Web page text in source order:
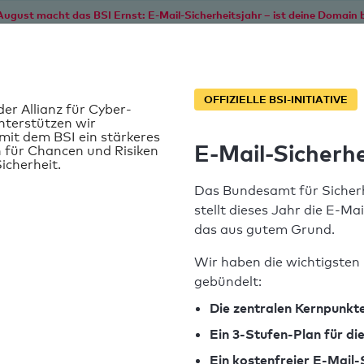
macht das BSI Ernst: E-Mail-Sicherheitsjahr – ist deine Domain
Syntaxprüfung: 0 Fehler
Allianz für Cyber-
wir
dem BSI ein stärkeres
für Chancen und Risiken
OFFIZIELLE BSI-INITIATIVE
E-Mail-
Das Bundesamt für
stellt dieses Jahr die E-
das aus gutem Grund.
Wir haben die
gebündelt:
Die zentralen
Ein 3-Stufen-Plan für
Ein kostenfreier E-Mail-